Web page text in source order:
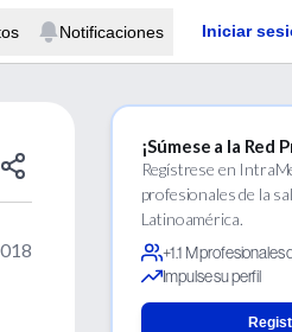
Notificaciones Iniciar
¡Súmese a la Red
Regístrese en
profesionales de la
Latinoamérica.
+1.1 M profesionales
Impulse su perfil